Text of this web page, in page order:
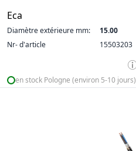
Eca
Diamètre extérieure mm:
15.00
Nr- d'article
15503203
en stock Pologne (environ 5-10 jours)